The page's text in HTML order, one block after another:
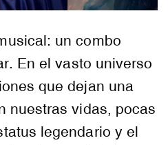
un combo
En el vasto universo
que dejan una
nuestras vidas, pocas
legendario y el